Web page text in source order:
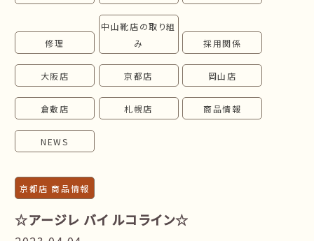
修理
中山靴店の取り組
み
採用関係
大阪店 京都店 岡山店
倉敷店 札幌店 商品情報
NEWS
京都店 商品情報
☆アージレ バイ ルコライン☆